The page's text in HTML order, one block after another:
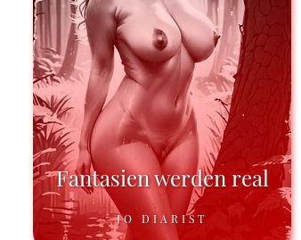
Fantasien werden real
JO DIARIST